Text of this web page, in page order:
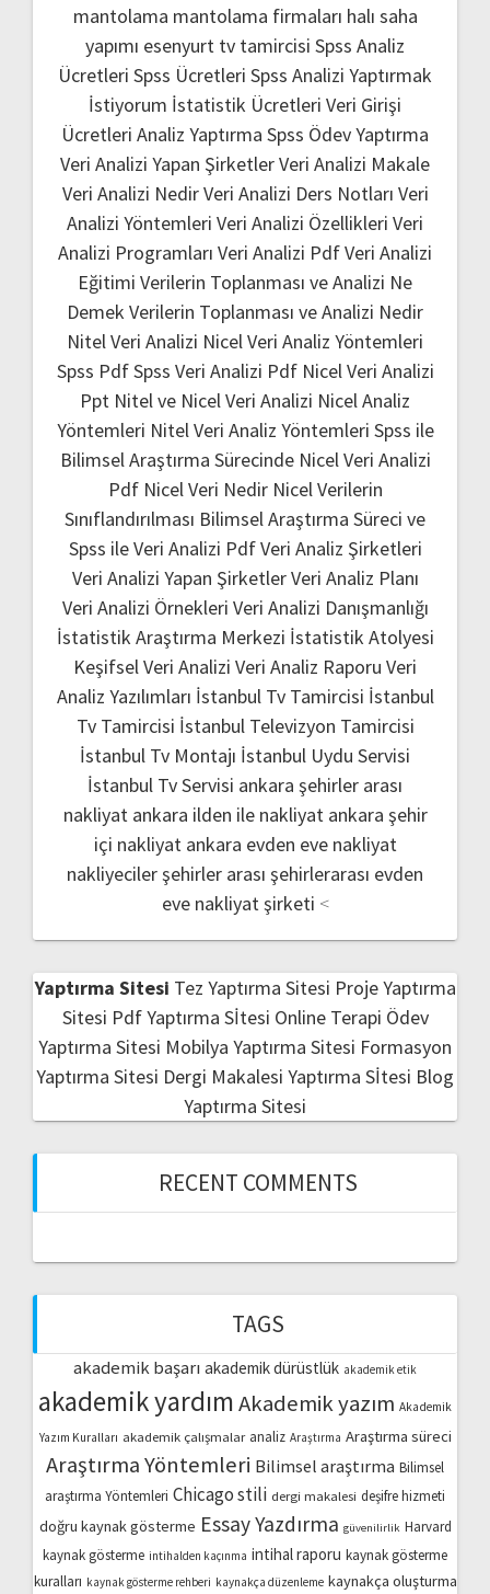
mantolama mantolama firmaları halı saha
yapımı esenyurt tv tamircisi Spss Analiz
Ücretleri Spss Ücretleri Spss Analizi Yaptırmak
İstiyorum İstatistik Ücretleri Veri Girişi
Ücretleri Analiz Yaptırma Spss Ödev Yaptırma
Veri Analizi Yapan ŞirketlerVeri Analizi Makale
Veri Analizi NedirVeri Analizi Ders Notları Veri
Analizi Yöntemleri Veri Analizi Özellikleri Veri
Analizi Programları Veri Analizi PdfVeri Analizi
Eğitimi Verilerin Toplanması ve Analizi Ne
Demek Verilerin Toplanması ve Analizi Nedir
Nitel Veri Analizi Nicel Veri Analiz Yöntemleri
Spss PdfSpss Veri Analizi Pdf Nicel Veri Analizi
Ppt Nitel ve Nicel Veri Analizi Nicel Analiz
Yöntemleri Nitel Veri Analiz Yöntemleri Spss ile
Bilimsel Araştırma Sürecinde Nicel Veri Analizi
Pdf Nicel Veri Nedir Nicel Verilerin
Sınıflandırılması Bilimsel Araştırma Süreci ve
Spss ile Veri Analizi PdfVeri Analiz Şirketleri
Veri Analizi Yapan ŞirketlerVeri Analiz Planı
Veri Analizi Örnekleri Veri Analizi Danışmanlığı
İstatistik Araştırma Merkezi İstatistik Atolyesi
Keşifsel Veri Analizi Veri Analiz Raporu Veri
Analiz Yazılımları İstanbul Tv Tamircisi İstanbul
Tv Tamircisi İstanbul Televizyon Tamircisi
İstanbul Tv Montajı İstanbul Uydu Servisi
İstanbul Tv Servisi ankara şehirler arası
nakliyat ankara ilden ile nakliyat ankara şehir
içi nakliyat ankara evden eve nakliyat
nakliyeciler şehirler arası şehirlerarası evden
eve nakliyat şirketi <
Yaptırma Sitesi Tez Yaptırma Sitesi Proje Yaptırma
Sitesi Pdf Yaptırma Sİtesi Online Terapi Ödev
Yaptırma Sitesi Mobilya Yaptırma Sitesi Formasyon
Yaptırma Sitesi Dergi Makalesi Yaptırma Sİtesi Blog
Yaptırma Sitesi
RECENT COMMENTS
TAGS
akademik başarı akademik dürüstlük akademik etik
akademik yardımAkademik yazım Akademik
Yazım Kuralları akademik çalışmalar analiz Araştırma Araştırma süreci
Araştırma Yöntemleri Bilimsel araştırma Bilimsel
araştırma Yöntemleri Chicago stili dergi makalesi deşifre hizmeti
doğru kaynak gösterme Essay Yazdırma güvenilirlik Harvard
kaynak gösterme intihalden kaçınma intihal raporu kaynak gösterme
kuralları kaynak gösterme rehberi kaynakça düzenleme kaynakça oluşturma